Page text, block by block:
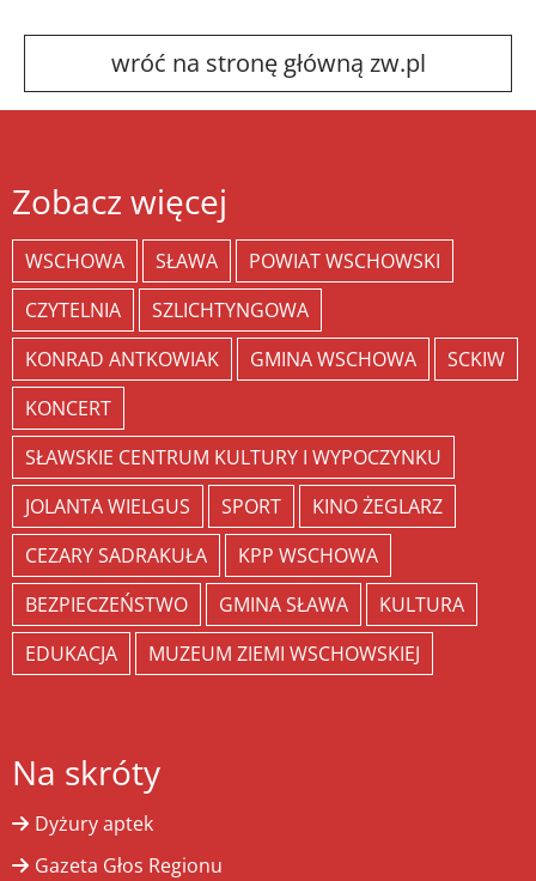
wróć na stronę główną zw.pl
Zobacz więcej
WSCHOWA SŁAWA
POWIAT WSCHOWSKI
CZYTELNIA
SZLICHTYNGOWA
KONRAD ANTKOWIAK
GMINA WSCHOWA
SCKIW
KONCERT
SŁAWSKIE CENTRUM KULTURY I WYPOCZYNKU
JOLANTA WIELGUS
SPORT
KINO ŻEGLARZ
CEZARY SADRAKUŁA
KPP WSCHOWA
BEZPIECZEŃSTWO
GMINA SŁAWA
KULTURA
EDUKACJA
MUZEUM ZIEMI WSCHOWSKIEJ
Na skróty
Dyżury aptek
Gazeta Głos Regionu